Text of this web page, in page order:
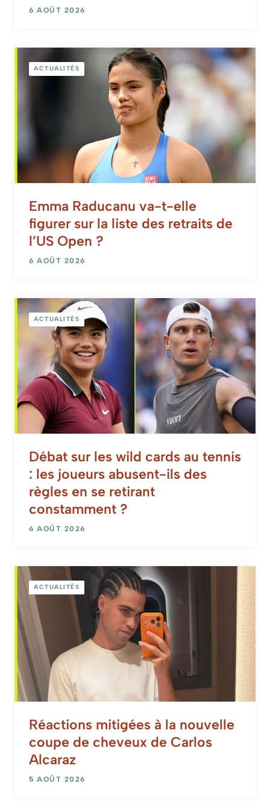
6 AOÛT 2026
ACTUALITÉS
Emma Raducanu va-t-elle
figurer sur la liste des retraits de
l’US Open ?
6 AOÛT 2026
ACTUALITÉS
Débat sur les wild cards au tennis
: les joueurs abusent-ils des
règles en se retirant
constamment ?
6 AOÛT 2026
ACTUALITÉS
Réactions mitigées à la nouvelle
coupe de cheveux de Carlos
Alcaraz
5 AOÛT 2026